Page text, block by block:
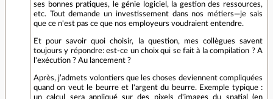
ses bonnes pratiques, le génie logiciel, la gestion des ressources,
etc. Tout demande un investissement dans nos métiers—je sais
que ce n'est pas ce que nos employeurs voudraient entendre.
Et pour savoir quoi choisir, la question, mes collègues savent
toujours y répondre: est-ce un choix qui se fait à la compilation ? A
l'exécution ? Au lancement ?
Après, j’admets volontiers que les choses deviennent compliquées
quand on veut le beurre et l'argent du beurre. Exemple typique :
un calcul sera appliqué sur des pixels d'images du spatial (en